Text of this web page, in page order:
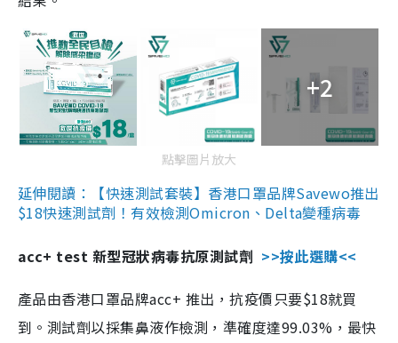
+2
點擊圖片放大
延伸閱讀：【快速測試套裝】香港口罩品牌Savewo推出
$18快速測試劑！有效檢測Omicron、Delta變種病毒
acc+ test 新型冠狀病毒抗原測試劑 >>按此選購<<
產品由香港口罩品牌acc+ 推出，抗疫價只要$18就買
到。測試劑以採集鼻液作檢測，準確度達99.03%，最快